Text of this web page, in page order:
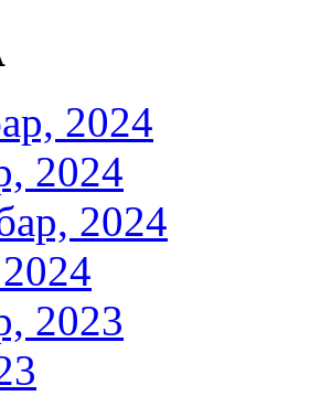
2024
2024
2024
2023